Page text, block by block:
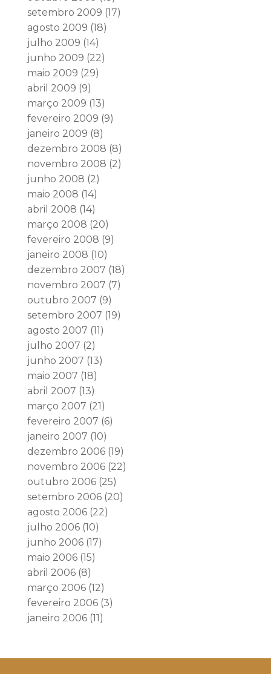
setembro 2009 (17)
agosto 2009 (18)
julho 2009 (14)
junho 2009 (22)
maio 2009 (29)
abril 2009 (9)
março 2009 (13)
fevereiro 2009 (9)
janeiro 2009 (8)
dezembro 2008 (8)
novembro 2008 (2)
junho 2008 (2)
maio 2008 (14)
abril 2008 (14)
março 2008 (20)
fevereiro 2008 (9)
janeiro 2008 (10)
dezembro 2007 (18)
novembro 2007 (7)
outubro 2007 (9)
setembro 2007 (19)
agosto 2007 (11)
julho 2007 (2)
junho 2007 (13)
maio 2007 (18)
abril 2007 (13)
março 2007 (21)
fevereiro 2007 (6)
janeiro 2007 (10)
dezembro 2006(19)
novembro 2006(22)
outubro 2006(25)
setembro 2006(20)
agosto 2006(22)
julho 2006(10)
junho 2006(17)
maio 2006(15)
abril 2006(8)
março 2006(12)
fevereiro 2006(3)
janeiro 2006(11)